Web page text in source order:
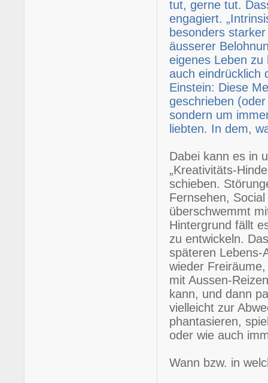
tut, gerne tut.
engagiert.
besonders
äusserer
eigenes Leben zu
auch eindrücklich
Einstein: Diese
geschrieben
sondern um
liebten. In dem,
Dabei kann es in
„Kreativitäts-
schieben.
Fernsehen,
überschwemmt
Hintergrund fällt
zu entwickeln.
späteren Lebens-
wieder
mit Aussen-
kann, und dann
vielleicht zur
phantasieren,
oder wie auch
Wann bzw. in